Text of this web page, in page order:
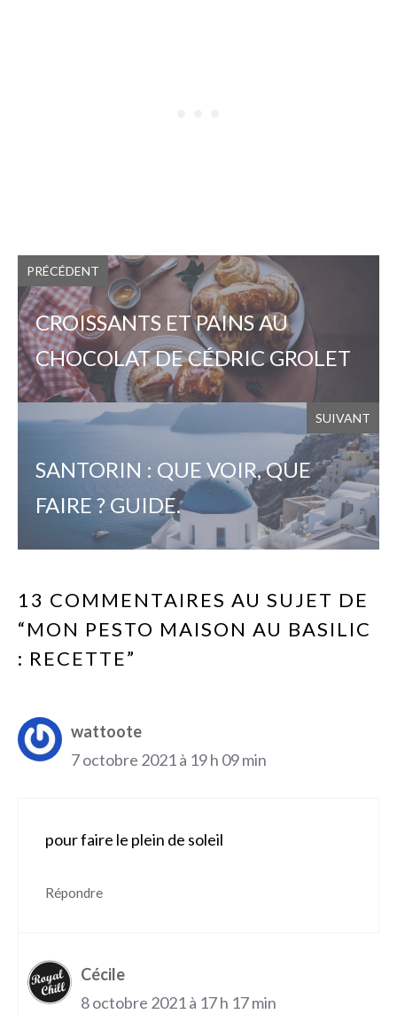
PRÉCÉDENT
CROISSANTS ET PAINS AU
CHOCOLAT DE CÉDRIC GROLET
SUIVANT
SANTORIN : QUE VOIR, QUE
FAIRE ? GUIDE.
13 COMMENTAIRES AU SUJET DE
“MON PESTO MAISON AU BASILIC
: RECETTE”
wattoote
7 octobre 2021 à 19 h 09 min
pour faire le plein de soleil
Répondre
Cécile
8 octobre 2021 à 17 h 17 min